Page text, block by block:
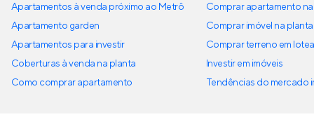
Apartamentos à venda próximo ao Metrô
Apartamento garden
Apartamentos para investir
Coberturas à venda na planta
Como comprar apartamento
Comprar apartamento
Comprar imóvel na planta
Comprar terreno em
Investir em imóveis
Tendências do mercado